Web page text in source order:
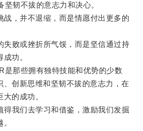
韧不拔的意志力和决心。
，并不退缩，而是情愿付出更多的
败或挫折所气馁，而是坚信通过持
功。
那些拥有独特技能和优势的少数
、创新思维和坚韧不拔的意志力，在
的成功。
我们去学习和借鉴，激励我们发掘